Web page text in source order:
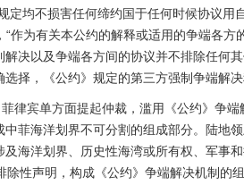
定均不损害任何缔约国于任何时候协议
“作为有关本公约的解释或适用的争端各
解决以及争端各方间的协议并不排除任何
选择，《公约》规定的第三方强制争端解
宾单方面提起仲裁，滥用《公约》争端
中菲海洋划界不可分割的组成部分。陆地
及海洋划界、历史性海湾或所有权、军事
除性声明，构成《公约》争端解决机制的